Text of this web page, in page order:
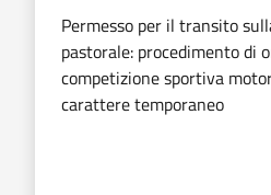
Permesso per il transito
pastorale: procedimento di
competizione sportiva
carattere temporaneo